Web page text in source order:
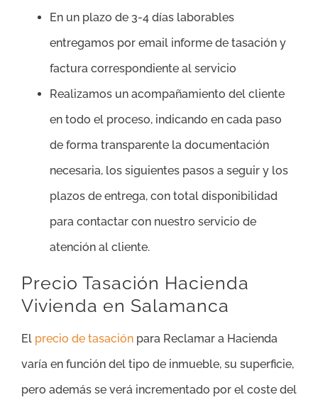
En un plazo de 3-4 días laborables
entregamos por email informe de tasación y
factura correspondiente al servicio
Realizamos un acompañamiento del cliente
en todo el proceso, indicando en cada paso
de forma transparente la documentación
necesaria, los siguientes pasos a seguir y los
plazos de entrega, con total disponibilidad
para contactar con nuestro servicio de
atención al cliente.
Precio Tasación Hacienda
Vivienda en Salamanca
El precio de tasación para Reclamar a Hacienda
varía en función del tipo de inmueble, su superficie,
pero además se verá incrementado por el coste del